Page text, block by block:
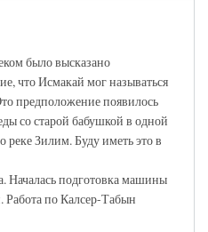
было высказано
что Исмакай мог называться
предположение появилось
со старой бабушкой в одной
реке Зилим. Буду иметь это в
Началась подготовка машины
Работа по Калсер-Табын